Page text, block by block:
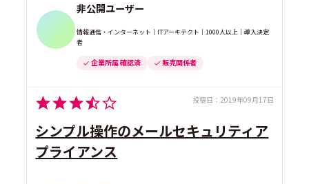
非公開ユーザー
情報通信・インターネット｜ITアーキテクト｜1000人以上｜導入決定
者
企業所属 確認済 販売関係者
投稿日： 2019年09月17日
シンプル操作のメールセキュリティア
プライアンス